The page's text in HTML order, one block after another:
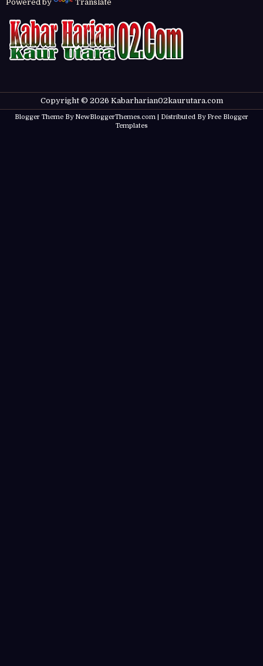
Powered by Translate
Copyright © 2026 Kabarharian02kaurutara.com
Blogger Theme By NewBloggerThemes.com | Distributed ByFree Blogger
Templates